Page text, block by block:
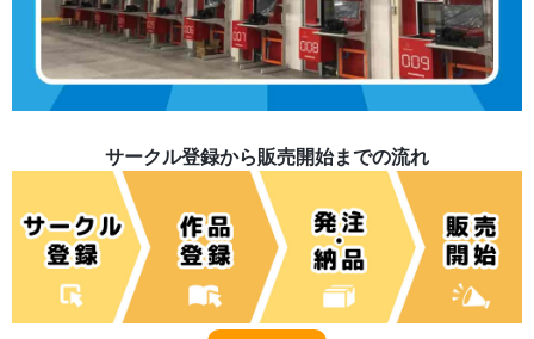
サークル登録から販売開始までの流れ